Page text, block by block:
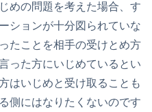
めの問題を考えた場合、す
ションが十分図られていな
たことを相手の受けとめ方
った方にいじめているとい
はいじめと受け取ることも
側にはなりたくないのです